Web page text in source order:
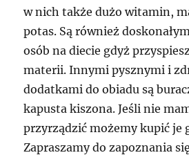
w nich także dużo witamin,
potas. Są również
osób na diecie gdyż
materii. Innymi pysznymi i
dodatkami do obiadu są
kapusta kiszona. Jeśli nie
przyrządzić możemy kupić je
Zapraszamy do zapoznania